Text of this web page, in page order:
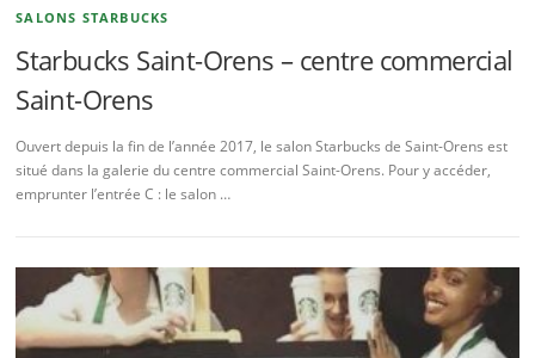
SALONS STARBUCKS
Starbucks Saint-Orens – centre commercial
Saint-Orens
Ouvert depuis la fin de l’année 2017, le salon Starbucks de Saint-Orens est
situé dans la galerie du centre commercial Saint-Orens. Pour y accéder,
emprunter l’entrée C : le salon …